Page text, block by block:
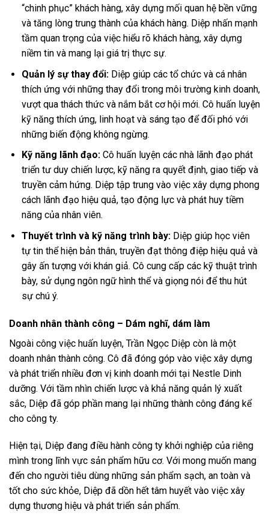
“chinh phục” khách hàng, xây dựng mối quan hệ bền vững
và tăng lòng trung thành của khách hàng. Diệp nhấn mạnh
tầm quan trọng của việc hiểu rõ khách hàng, xây dựng
niềm tin và mang lại giá trị thực sự.
Quản lý sự thay đổi:Diệp giúp các tổ chức và cá nhân
thích ứng với những thay đổi trong môi trường kinh doanh,
vượt qua thách thức và nắm bắt cơ hội mới. Cô huấn luyện
kỹ năng thích ứng, linh hoạt và sáng tạo để đối phó với
những biến động không ngừng.
Kỹ năng lãnh đạo:Cô huấn luyện các nhà lãnh đạo phát
triển tư duy chiến lược, kỹ năng ra quyết định, giao tiếp và
truyền cảm hứng. Diệp tập trung vào việc xây dựng phong
cách lãnh đạo hiệu quả, tạo động lực và phát huy tiềm
năng của nhân viên.
Thuyết trình và kỹ năng trình bày:Diệp giúp học viên
tự tin thể hiện bản thân, truyền đạt thông điệp hiệu quả và
gây ấn tượng với khán giả. Cô cung cấp các kỹ thuật trình
bày, sử dụng ngôn ngữ hình thể và giọng nói để thu hút
sự chú ý.
Doanh nhân thành công – Dám nghĩ, dám làm
Ngoài công việc huấn luyện, Trần Ngọc Diệp còn là một
doanh nhân thành công. Cô đã đóng góp vào việc xây dựng
và phát triển nhiều đơn vị kinh doanh mới tại Nestle Dinh
dưỡng. Với tầm nhìn chiến lược và khả năng quản lý xuất
sắc, Diệp đã góp phần mang lại những thành công đáng kể
cho công ty.
Hiện tại, Diệp đang điều hành công ty khởi nghiệp của riêng
mình trong lĩnh vực sản phẩm hữu cơ. Với mong muốn mang
đến cho người tiêu dùng những sản phẩm sạch, an toàn và
tốt cho sức khỏe, Diệp đã dồn hết tâm huyết vào việc xây
dựng thương hiệu và phát triển sản phẩm.